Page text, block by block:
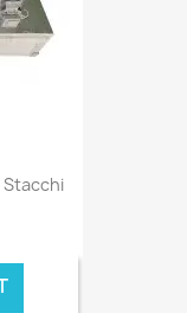
Stacchi